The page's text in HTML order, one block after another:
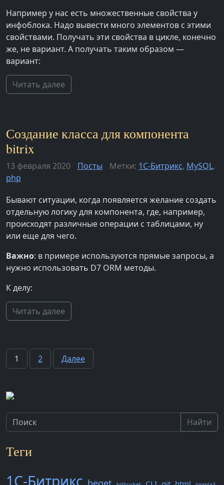
Например у нас есть множественные свойства у
инфоблока. Надо вывести много элементов с этими
свойствами. Получать эти свойства в цикле, конечно
же, не вариант. А получать таким образом —
вариант:
Читать далее
Создание класса для компонента
bitrix
13 февраля 2020 Посты Метки: 1С-Битрикс, MySQL,
php
Бывают ситуации, когда появляется желание создать
отдельную логику для компонента, где, например,
происходят различные операции с таблицами, ну
или еще для чего.
Важно: в примере используются прямые запросы, а
нужно использовать D7 ORM методы.
К делу:
Читать далее
Пагинация
1 2 Далее
Найти
Теги
1С-Битрикс